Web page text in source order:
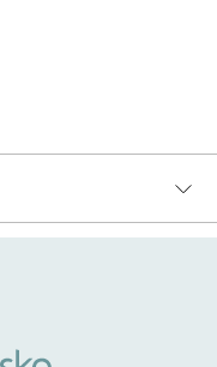
Vanntett